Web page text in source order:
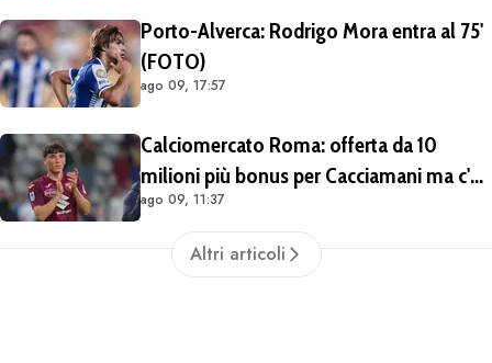
Porto-Alverca: Rodrigo Mora entra al 75'
(FOTO)
ago 09, 17:57
Calciomercato Roma: offerta da 10
milioni più bonus per Cacciamani ma c'è
distanza, interesse anche dell'Inter.
Cherubini vicino al Benevento
ago 09, 11:37
Altri articoli